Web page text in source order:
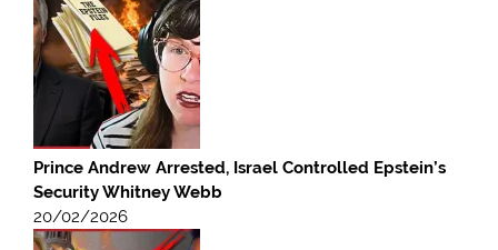
Prince Andrew Arrested, Israel Controlled Epstein’s
Security Whitney Webb
20/02/2026